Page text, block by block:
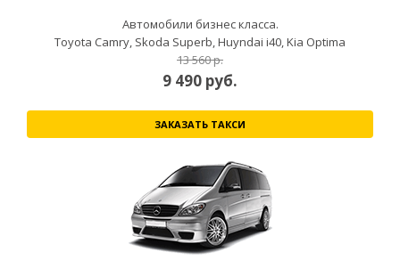
Автомобили бизнес класса.
Toyota Camry, Skoda Superb, Huyndai i40, Kia Optima
13 560 р.
9 490 руб.
ЗАКАЗАТЬ ТАКСИ